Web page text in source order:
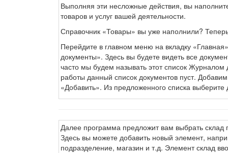
Выполняя эти несложные действия, вы
товаров и услуг вашей деятельности.
Справочник «Товары» вы уже наполнили?
Перейдите в главном меню на вкладку
документы». Здесь вы будете видеть все
часто мы будем называть этот список
работы данный список документов пуст.
«Добавить». Из предложенного списка
Далее программа предложит вам выбрать склад
Здесь вы можете добавить новый элемент,
подразделение, магазин и т.д. Элемент склад